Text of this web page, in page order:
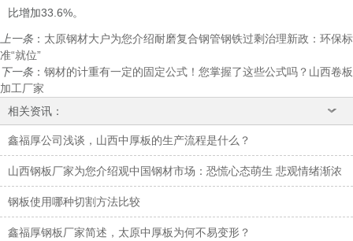
比增加33.6%。
上一条： 太原钢材大户为您介绍耐磨复合钢管钢铁过剩治理新政：环保标
准“就位”
下一条： 钢材的计重有一定的固定公式！您掌握了这些公式吗？山西卷板
加工厂家
相关资讯：
鑫福厚公司浅谈，山西中厚板的生产流程是什么？
山西钢板厂家为您介绍观中国钢材市场：恐慌心态萌生 悲观情绪渐浓
钢板使用哪种切割方法比较
鑫福厚钢板厂家简述，太原中厚板为何不易变形？